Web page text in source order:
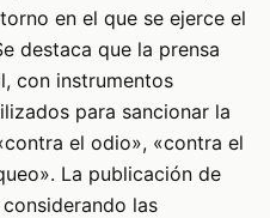
en el que se ejerce el
destaca que la prensa
con instrumentos
para sancionar la
el odio», «contra el
La publicación de
las